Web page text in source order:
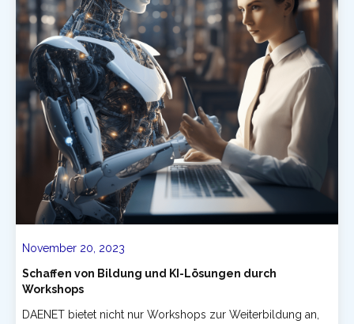
November 20, 2023
Schaffen von Bildung und KI-Lösungen durch
Workshops
DAENET bietet nicht nur Workshops zur Weiterbildung an,